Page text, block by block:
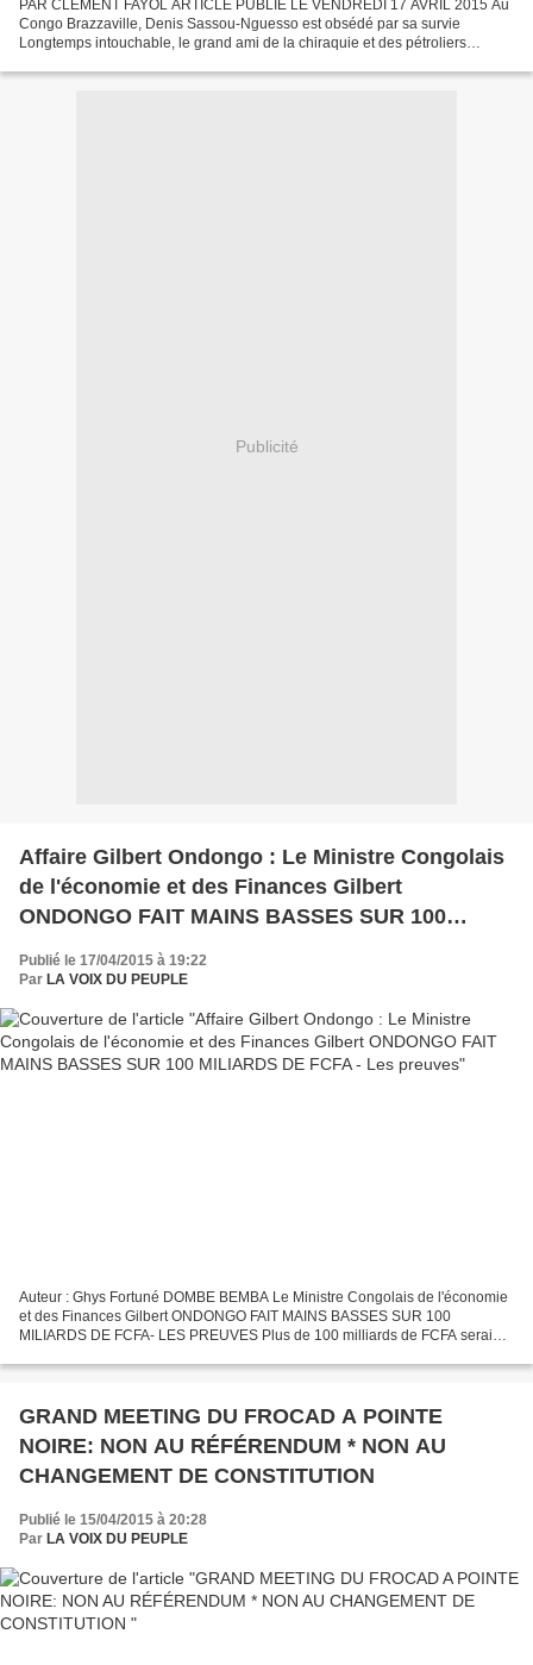
PAR CLÉMENT FAYOL ARTICLE PUBLIÉ LE VENDREDI 17 AVRIL 2015 Au
Congo Brazzaville, Denis Sassou-Nguesso est obsédé par sa survie
Longtemps intouchable, le grand ami de la chiraquie et des pétroliers
Publicité
Affaire Gilbert Ondongo : Le Ministre Congolais
de l'économie et des Finances Gilbert
ONDONGO FAIT MAINS BASSES SUR 100
Publié le 17/04/2015 à 19:22
Par LA VOIX DU PEUPLE
Auteur : Ghys Fortuné DOMBE BEMBA Le Ministre Congolais de l'économie
et des Finances Gilbert ONDONGO FAIT MAINS BASSES SUR 100
MILIARDS DE FCFA- LES PREUVES Plus de 100 milliards de FCFA seraient
GRAND MEETING DU FROCAD A POINTE
NOIRE: NON AU RÉFÉRENDUM * NON AU
CHANGEMENT DE CONSTITUTION
Publié le 15/04/2015 à 20:28
Par LA VOIX DU PEUPLE